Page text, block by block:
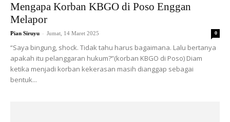
Mengapa Korban KBGO di Poso Enggan
Melapor
Pian Siruyu - Jumat, 14 Maret 2025 0
“Saya bingung, shock. Tidak tahu harus bagaimana. Lalu bertanya
apakah itu pelanggaran hukum?”(korban KBGO di Poso) Diam
ketika menjadi korban kekerasan masih dianggap sebagai
bentuk...